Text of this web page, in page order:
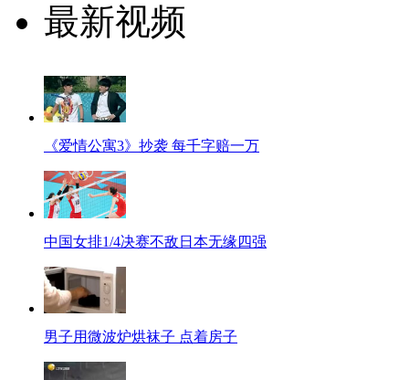
最新视频
《爱情公寓3》抄袭 每千字赔一万
中国女排1/4决赛不敌日本无缘四强
男子用微波炉烘袜子 点着房子